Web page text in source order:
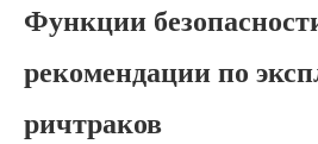
Функции
рекомендации по
ричтраков